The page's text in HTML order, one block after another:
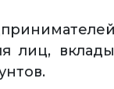
лиц,